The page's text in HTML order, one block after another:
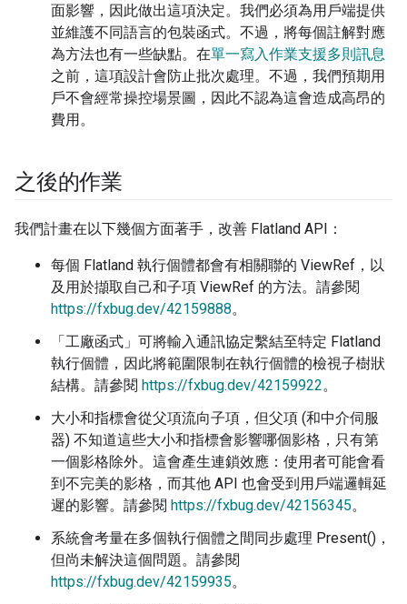
面影響，因此做出這項決定。我們必須為用戶端提供
並維護不同語言的包裝函式。不過，將每個註解對應
為方法也有一些缺點。在單一寫入作業支援多則訊息
之前，這項設計會防止批次處理。不過，我們預期用
戶不會經常操控場景圖，因此不認為這會造成高昂的
費用。
之後的作業
我們計畫在以下幾個方面著手，改善 Flatland API：
每個 Flatland 執行個體都會有相關聯的 ViewRef，以
及用於擷取自己和子項 ViewRef 的方法。請參閱
https://fxbug.dev/42159888。
「工廠函式」可將輸入通訊協定繫結至特定 Flatland
執行個體，因此將範圍限制在執行個體的檢視子樹狀
結構。請參閱 https://fxbug.dev/42159922。
大小和指標會從父項流向子項，但父項 (和中介伺服
器) 不知道這些大小和指標會影響哪個影格，只有第
一個影格除外。這會產生連鎖效應：使用者可能會看
到不完美的影格，而其他 API 也會受到用戶端邏輯延
遲的影響。請參閱 https://fxbug.dev/42156345。
系統會考量在多個執行個體之間同步處理 Present()，
但尚未解決這個問題。請參閱
https://fxbug.dev/42159935。